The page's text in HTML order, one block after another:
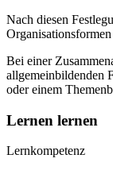
Nach diesen
Bei einer
allgemeinbildenden
oder einem
Lernen lernen
Lernkompetenz